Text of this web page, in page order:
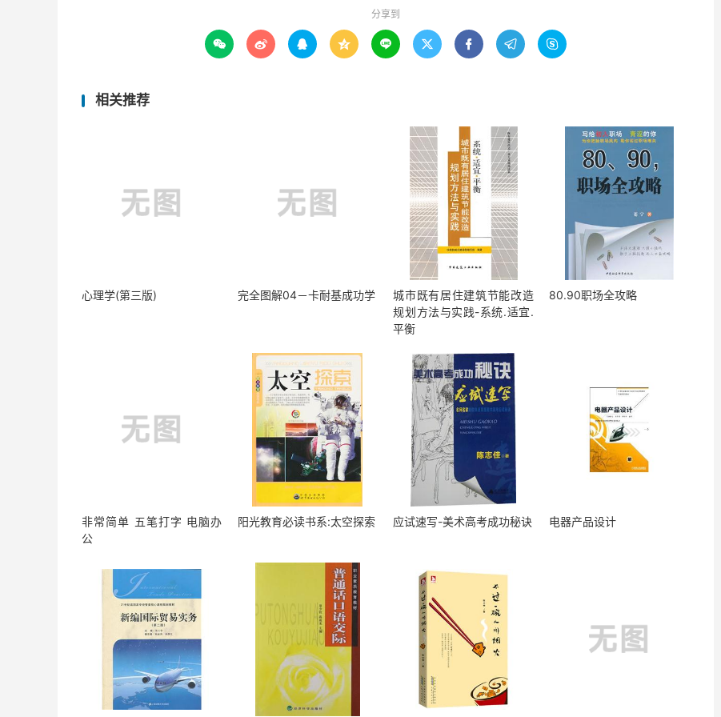
分享到
        
相关推荐
心理学(第三版) 完全图解04－卡耐基成功学
城市既有居住建筑节能改造
规划方法与实践-系统.适宜.
平衡
80.90职场全攻略
非常简单 五笔打字 电脑办
公
阳光教育必读书系:太空探索 应试速写-美术高考成功秘诀 电器产品设计